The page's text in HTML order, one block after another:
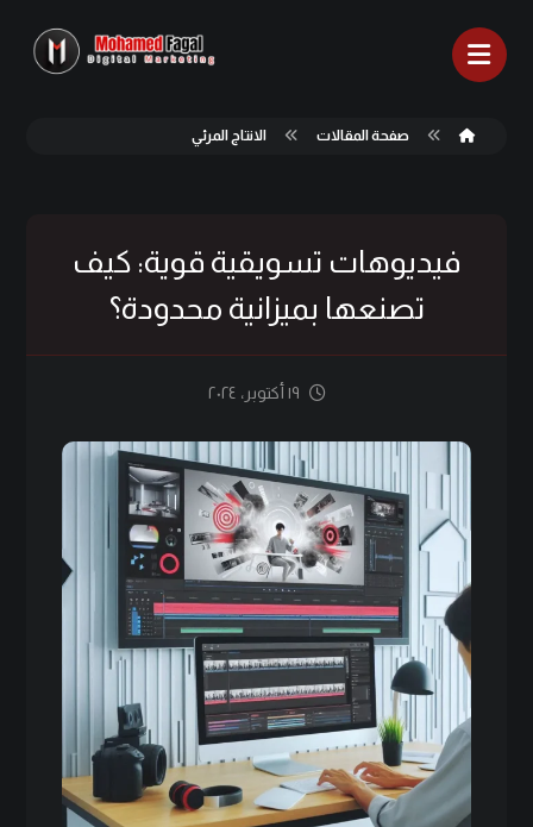
صفحة المقالات الانتاج المرئي
فيديوهات تسويقية قوية: كيف
تصنعها بميزانية محدودة؟
١٩ أكتوبر، ٢٠٢٤